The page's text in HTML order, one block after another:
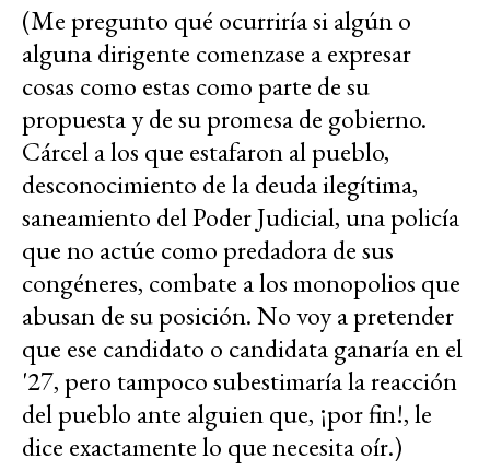
(Me pregunto qué ocurriría si algún o
alguna dirigente comenzase a expresar
cosas como estas como parte de su
propuesta y de su promesa de gobierno.
Cárcel a los que estafaron al pueblo,
desconocimiento de la deuda ilegítima,
saneamiento del Poder Judicial, una policía
que no actúe como predadora de sus
congéneres, combate a los monopolios que
abusan de su posición. No voy a pretender
que ese candidato o candidata ganaría en el
'27, pero tampoco subestimaría la reacción
del pueblo ante alguien que, ¡por fin!, le
dice exactamente lo que necesita oír.)